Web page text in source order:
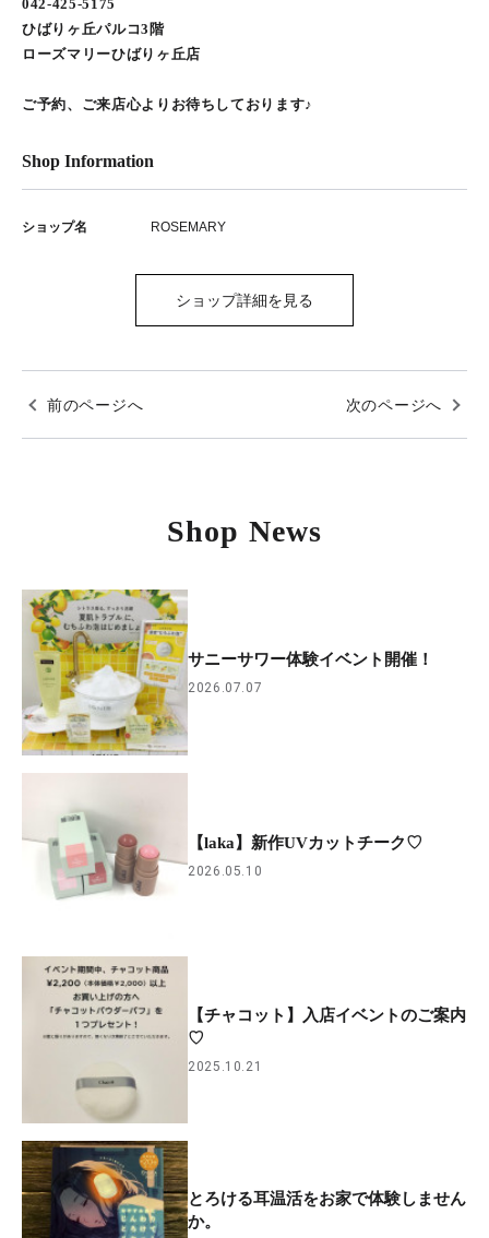
042-425-5175
ひばりヶ丘パルコ3階
ローズマリーひばりヶ丘店
ご予約、ご来店心よりお待ちしております♪
Shop Information
ショップ名 ROSEMARY
ショップ詳細を見る
前のページへ 次のページへ
Shop News
サニーサワー体験イベント開催！
2026.07.07
【laka】新作UVカットチーク♡
2026.05.10
【チャコット】入店イベントのご案内
♡
2025.10.21
とろける耳温活をお家で体験しません
か。